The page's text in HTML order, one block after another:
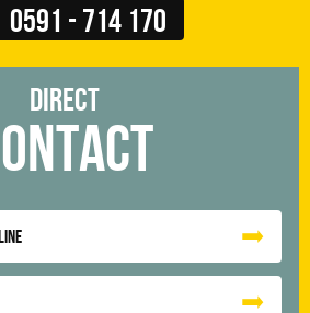
0591 - 714 170
Direct